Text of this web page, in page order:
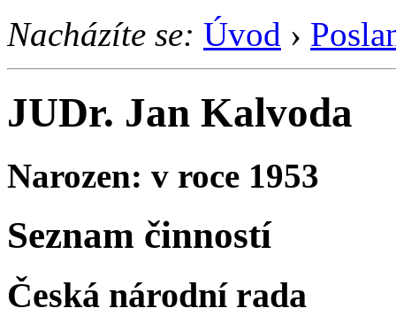
Nacházíte se: Úvod ›
JUDr. Jan Kalvoda
Narozen: v roce 1953
Seznam činností
Česká národní rada